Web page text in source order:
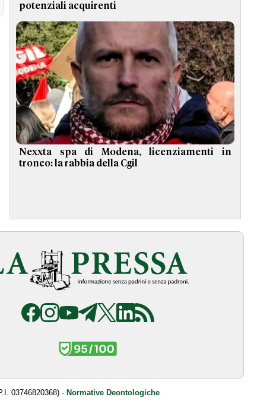
potenziali acquirenti
Nexxta spa di Modena, licenziamenti in
tronco: la rabbia della Cgil
03746820368) - Normative Deontologiche